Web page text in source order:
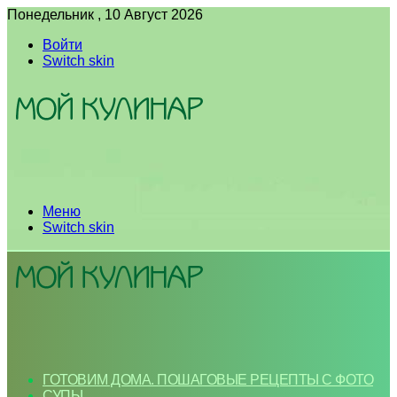
Понедельник , 10 Август 2026
Войти
Switch skin
Меню
Switch skin
ГОТОВИМ ДОМА. ПОШАГОВЫЕ РЕЦЕПТЫ С ФОТО